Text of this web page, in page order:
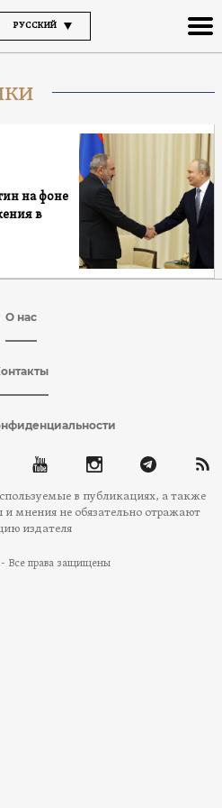
РУССКИЙ
на фоне
в
О нас
в публикациях, а также
мнения не обязательно отражают
издателя
- Все права защищены